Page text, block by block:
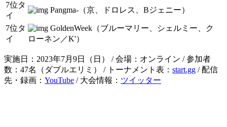
7位タ
イ
Pangma-（京、ドロレス、Bジェニー）
7位タ
イ
GoldenWeek（ブルーマリー、シェルミー、ク
ローネン／K'）
実施日：2023年7月9日（日） / 会場：オンライン / 参加者
数：47名（ダブルエリミ） / トーナメント表： start.gg / 配信
先・録画： YouTube / 大会情報： ツイッター